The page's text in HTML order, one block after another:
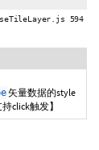
594
矢量数据的style
click触发】